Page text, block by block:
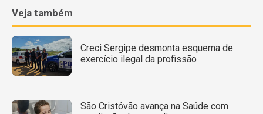
Veja também
Creci Sergipe desmonta esquema de
exercício ilegal da profissão
São Cristóvão avança na Saúde com